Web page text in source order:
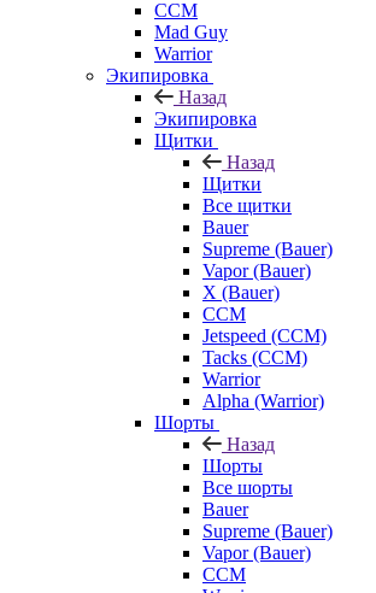
CCM
Mad Guy
Warrior
Экипировка
Назад
Экипировка
Щитки
Назад
Щитки
Все щитки
Bauer
Supreme (Bauer)
Vapor (Bauer)
X (Bauer)
CCM
Jetspeed (CCM)
Tacks (CCM)
Warrior
Alpha (Warrior)
Шорты
Назад
Шорты
Все шорты
Bauer
Supreme (Bauer)
Vapor (Bauer)
CCM